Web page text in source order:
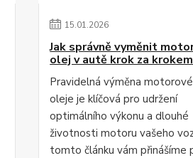
15.01.2026
Jak správně vyměnit
olej v autě krok za krokem
Pravidelná výměna
oleje je klíčová pro udržení
optimálního výkonu a dlouhé
životnosti motoru vašeho
tomto článku vám přinášíme